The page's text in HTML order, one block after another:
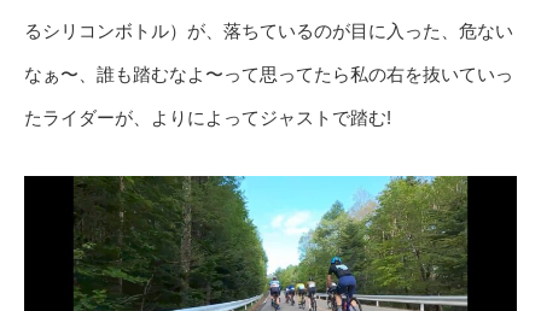
るシリコンボトル）が、落ちているのが目に入った、危ない
なぁ〜、誰も踏むなよ〜って思ってたら私の右を抜いていっ
たライダーが、よりによってジャストで踏む!